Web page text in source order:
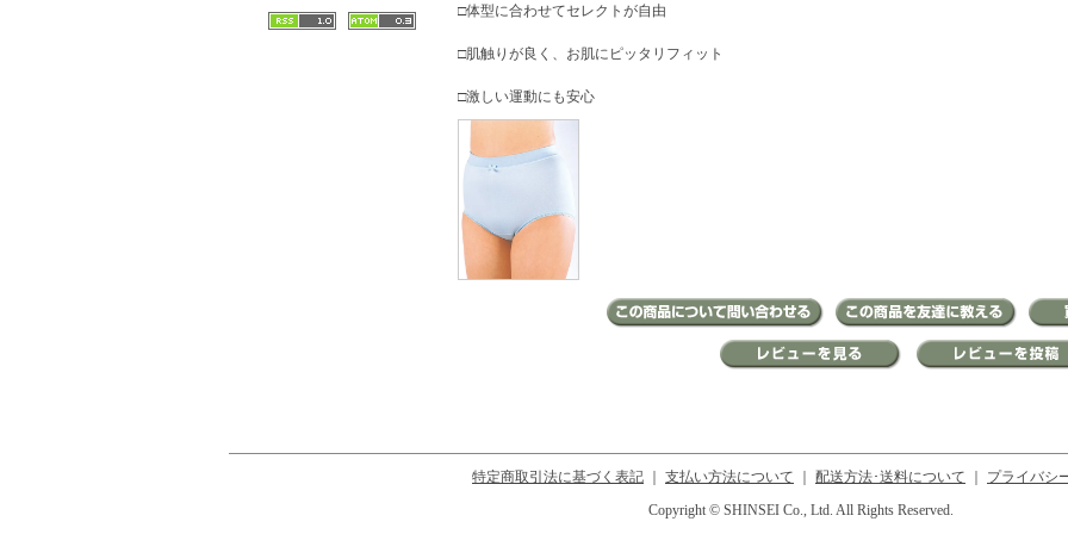
□体型に合わせてセレクトが自由
□肌触りが良く、お肌にピッタリフィット
□激しい運動にも安心
特定商取引法に基づく表記 支払い方法について 配送方法･送料について
プライバシ
Copyright © SHINSEI Co., Ltd. All Rights Reserved.